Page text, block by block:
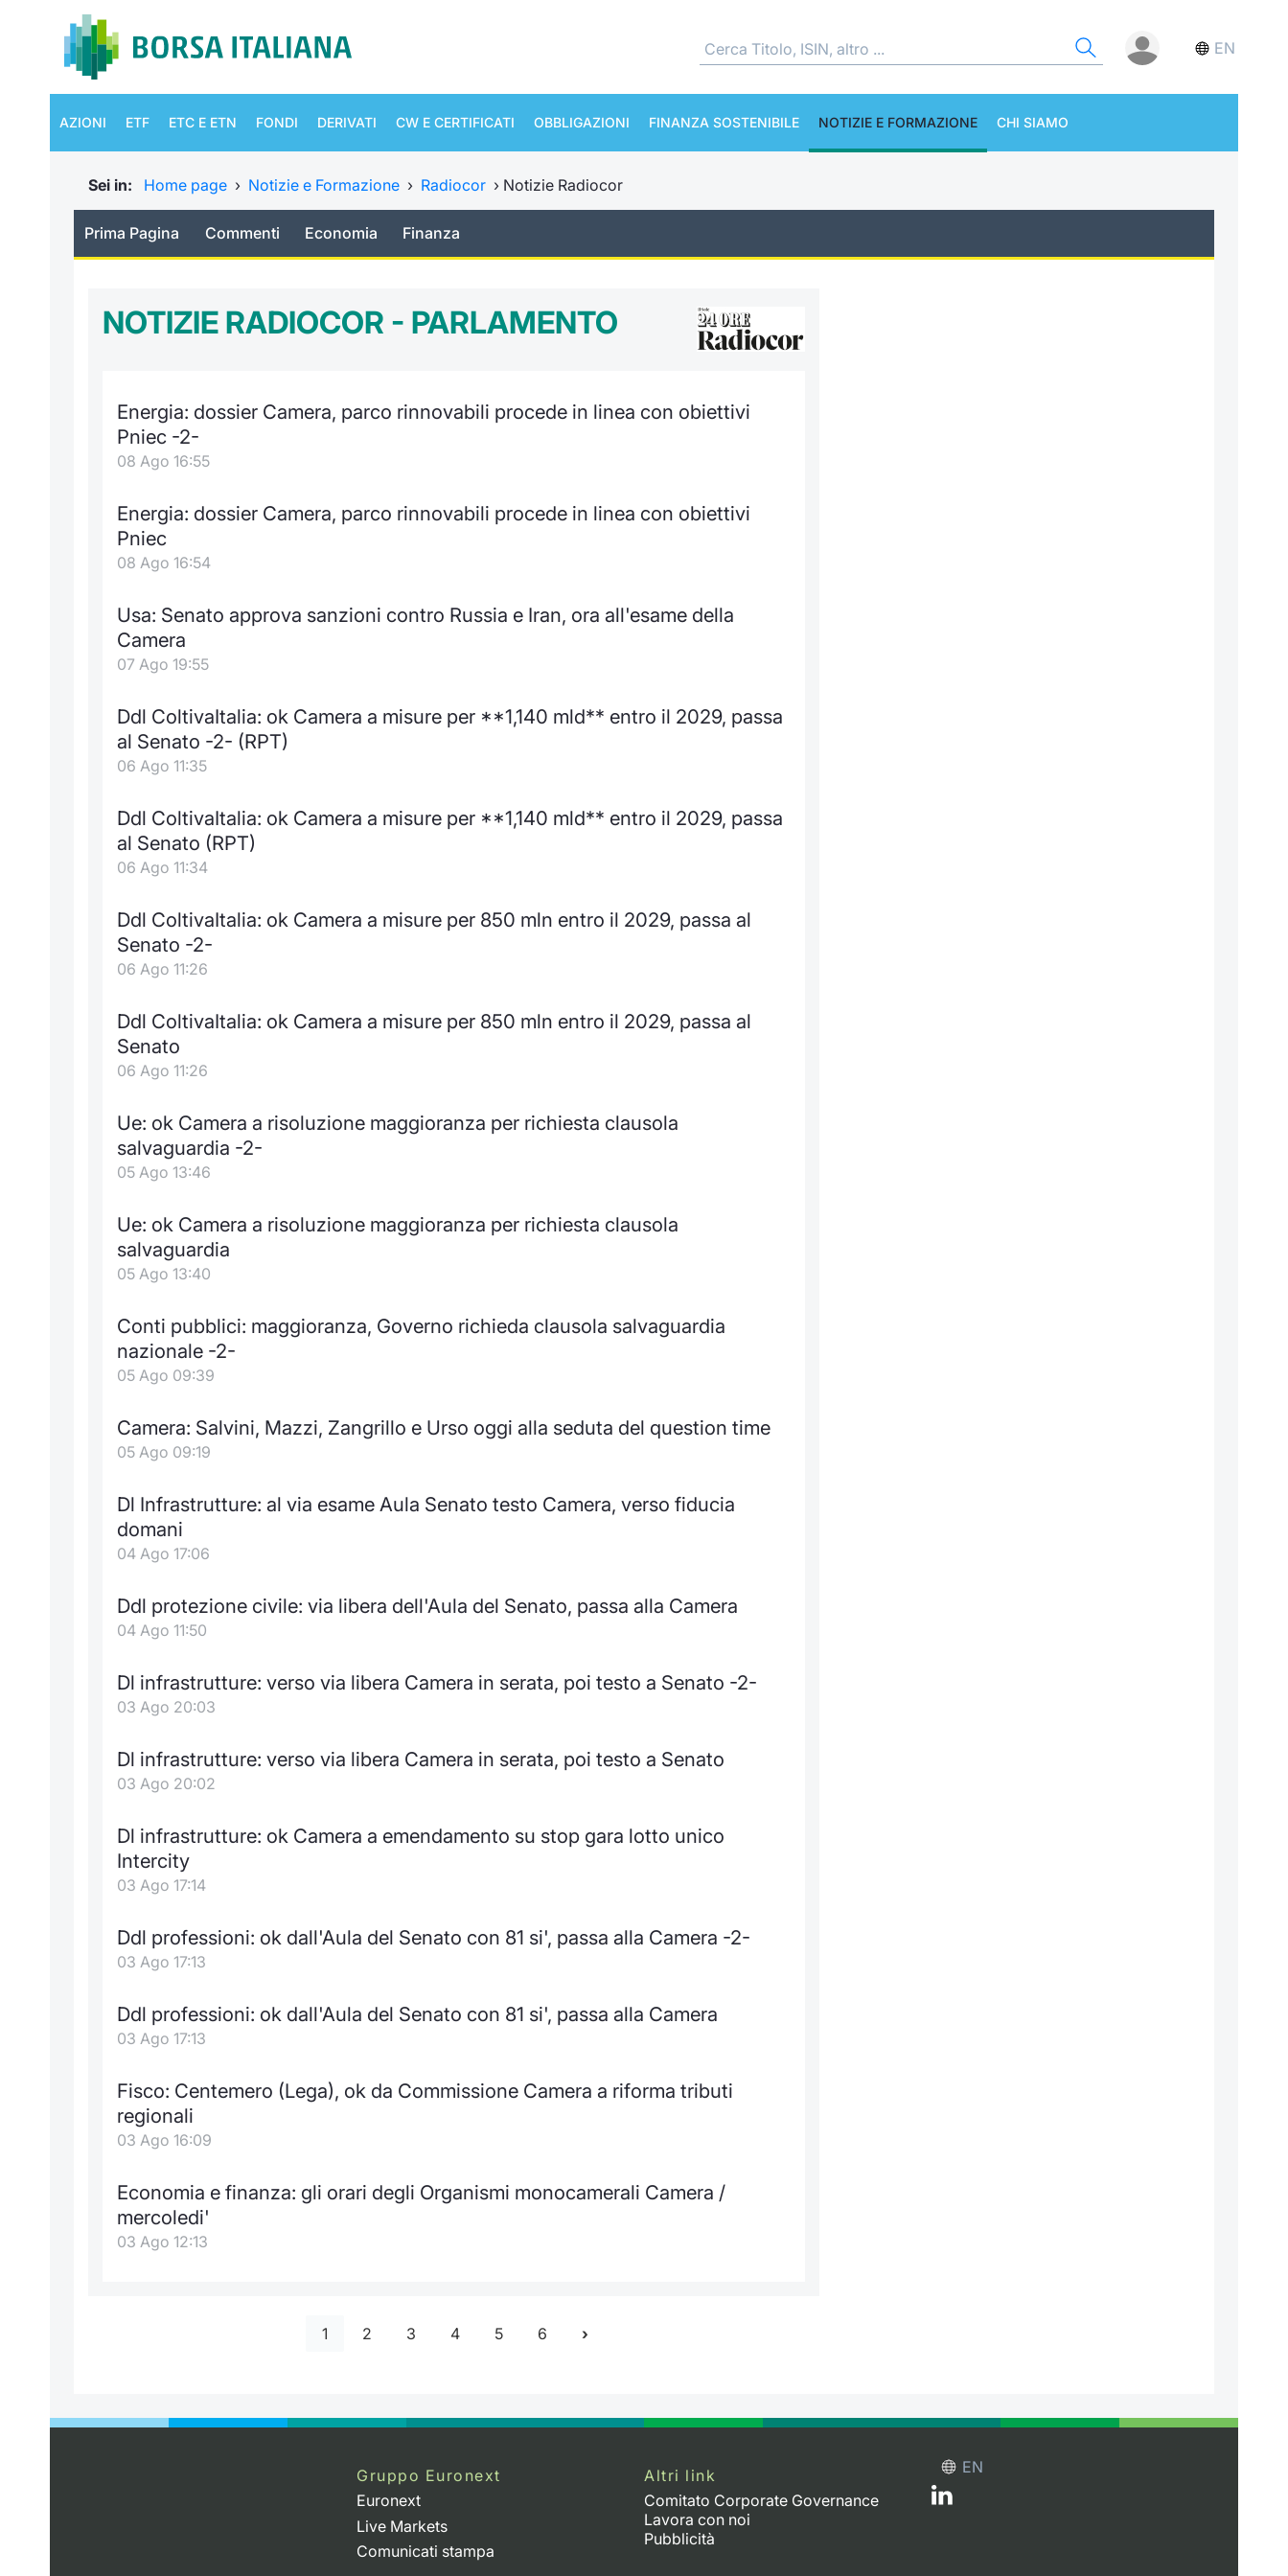
EN
AZIONI ETF ETC E ETN FONDI DERIVATI CW E CERTIFICATI OBBLIGAZIONI FINANZA SOSTENIBILE NOTIZIE E FORMAZIONE CHI SIAMO
Sei in: Home page › Notizie e Formazione › Radiocor › Notizie Radiocor
Prima Pagina Commenti Economia Finanza
NOTIZIE RADIOCOR - PARLAMENTO
Energia: dossier Camera, parco rinnovabili procede in linea con obiettivi
Pniec -2-
08 Ago 16:55
Energia: dossier Camera, parco rinnovabili procede in linea con obiettivi
Pniec
08 Ago 16:54
Usa: Senato approva sanzioni contro Russia e Iran, ora all'esame della
Camera
07 Ago 19:55
Ddl ColtivaItalia: ok Camera a misure per **1,140 mld** entro il 2029, passa
al Senato -2- (RPT)
06 Ago 11:35
Ddl ColtivaItalia: ok Camera a misure per **1,140 mld** entro il 2029, passa
al Senato (RPT)
06 Ago 11:34
Ddl ColtivaItalia: ok Camera a misure per 850 mln entro il 2029, passa al
Senato -2-
06 Ago 11:26
Ddl ColtivaItalia: ok Camera a misure per 850 mln entro il 2029, passa al
Senato
06 Ago 11:26
Ue: ok Camera a risoluzione maggioranza per richiesta clausola
salvaguardia -2-
05 Ago 13:46
Ue: ok Camera a risoluzione maggioranza per richiesta clausola
salvaguardia
05 Ago 13:40
Conti pubblici: maggioranza, Governo richieda clausola salvaguardia
nazionale -2-
05 Ago 09:39
Camera: Salvini, Mazzi, Zangrillo e Urso oggi alla seduta del question time
05 Ago 09:19
Dl Infrastrutture: al via esame Aula Senato testo Camera, verso fiducia
domani
04 Ago 17:06
Ddl protezione civile: via libera dell'Aula del Senato, passa alla Camera
04 Ago 11:50
Dl infrastrutture: verso via libera Camera in serata, poi testo a Senato -2-
03 Ago 20:03
Dl infrastrutture: verso via libera Camera in serata, poi testo a Senato
03 Ago 20:02
Dl infrastrutture: ok Camera a emendamento su stop gara lotto unico
Intercity
03 Ago 17:14
Ddl professioni: ok dall'Aula del Senato con 81 si', passa alla Camera -2-
03 Ago 17:13
Ddl professioni: ok dall'Aula del Senato con 81 si', passa alla Camera
03 Ago 17:13
Fisco: Centemero (Lega), ok da Commissione Camera a riforma tributi
regionali
03 Ago 16:09
Economia e finanza: gli orari degli Organismi monocamerali Camera /
mercoledi'
03 Ago 12:13
1 2 3 4 5 6
Gruppo Euronext
Euronext
Live Markets
Comunicati stampa
Altri link
Comitato Corporate Governance
Lavora con noi
Pubblicità
EN